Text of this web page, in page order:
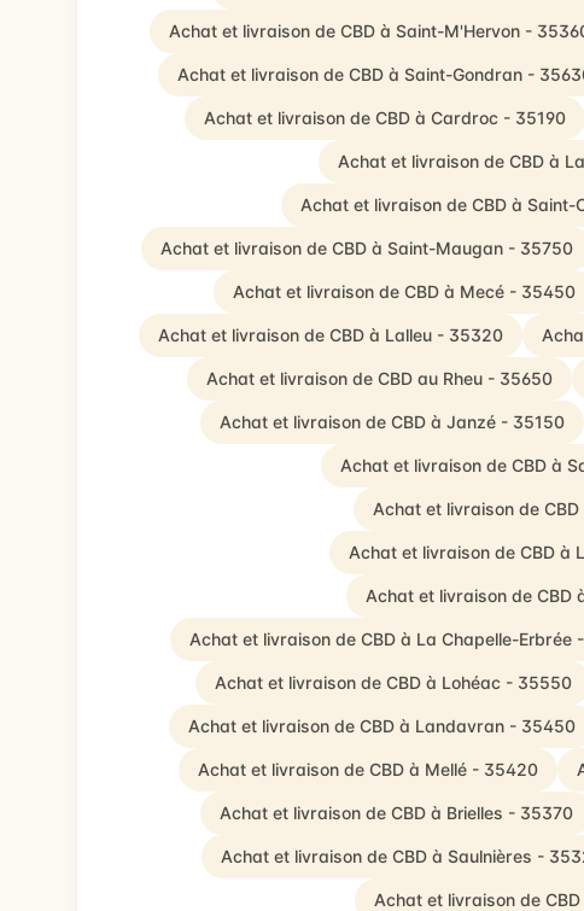
Achat et livraison de CBD à Saint-M'Hervon -
Achat et livraison de CBD à Saint-Gondran -
Achat et livraison de CBD à Cardroc - 35190
Achat et livraison de CBD à
Achat et livraison de CBD à
Achat et livraison de CBD à Saint-Maugan - 35750
Achat et livraison de CBD à Mecé - 35450
Achat et livraison de CBD à Lalleu - 35320
Achat et livraison de CBD au Rheu - 35650
Achat et livraison de CBD à Janzé - 35150
Achat et livraison de CBD à
Achat et livraison de
Achat et livraison de CBD à
Achat et livraison de CBD
Achat et livraison de CBD à La Chapelle-Erbrée
Achat et livraison de CBD à Lohéac - 35550
Achat et livraison de CBD à Landavran - 35450
Achat et livraison de CBD à Mellé - 35420
Achat et livraison de CBD à Brielles - 35370
Achat et livraison de CBD à Saulnières -
Achat et livraison de